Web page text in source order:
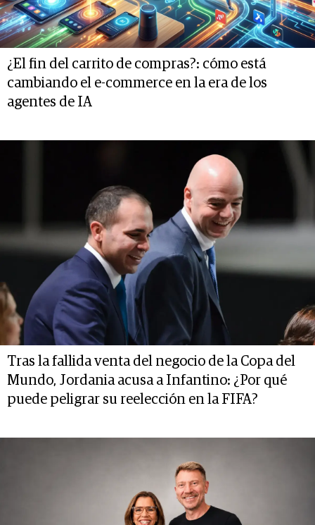
¿El fin del carrito de compras?: cómo está
cambiando el e-commerce en la era de los
agentes de IA
Tras la fallida venta del negocio de la Copa del
Mundo, Jordania acusa a Infantino: ¿Por qué
puede peligrar su reelección en la FIFA?